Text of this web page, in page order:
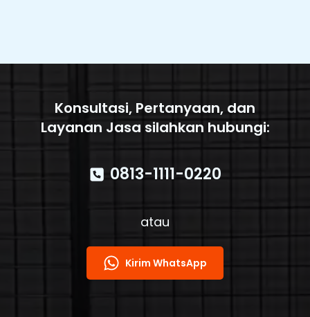
Konsultasi, Pertanyaan, dan
Layanan Jasa silahkan hubungi:
0813-1111-0220
atau
Kirim WhatsApp